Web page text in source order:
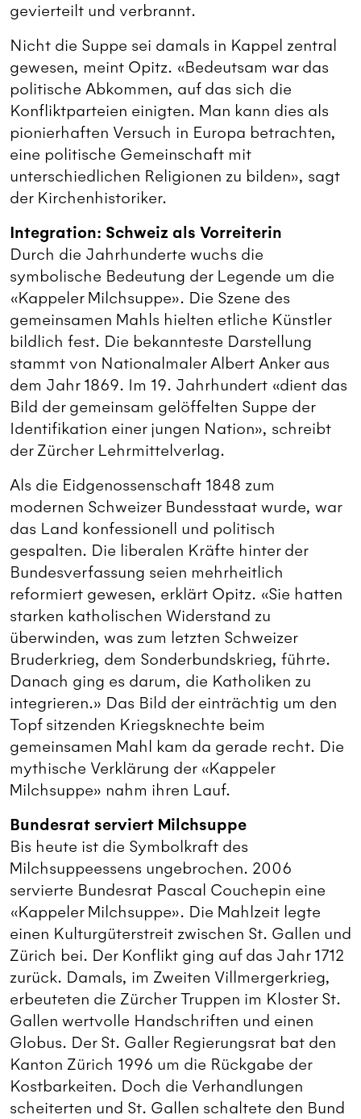
gevierteilt und verbrannt.
Nicht die Suppe sei damals in Kappel zentral
gewesen, meint Opitz. «Bedeutsam war das
politische Abkommen, auf das sich die
Konfliktparteien einigten. Man kann dies als
pionierhaften Versuch in Europa betrachten,
eine politische Gemeinschaft mit
unterschiedlichen Religionen zu bilden», sagt
der Kirchenhistoriker.
Integration: Schweiz als Vorreiterin
Durch die Jahrhunderte wuchs die
symbolische Bedeutung der Legende um die
«Kappeler Milchsuppe». Die Szene des
gemeinsamen Mahls hielten etliche Künstler
bildlich fest. Die bekannteste Darstellung
stammt von Nationalmaler Albert Anker aus
dem Jahr 1869. Im 19. Jahrhundert «dient das
Bild der gemeinsam gelöffelten Suppe der
Identifikation einer jungen Nation», schreibt
der Zürcher Lehrmittelverlag.
Als die Eidgenossenschaft 1848 zum
modernen Schweizer Bundesstaat wurde, war
das Land konfessionell und politisch
gespalten. Die liberalen Kräfte hinter der
Bundesverfassung seien mehrheitlich
reformiert gewesen, erklärt Opitz. «Sie hatten
starken katholischen Widerstand zu
überwinden, was zum letzten Schweizer
Bruderkrieg, dem Sonderbundskrieg, führte.
Danach ging es darum, die Katholiken zu
integrieren.» Das Bild der einträchtig um den
Topf sitzenden Kriegsknechte beim
gemeinsamen Mahl kam da gerade recht. Die
mythische Verklärung der «Kappeler
Milchsuppe» nahm ihren Lauf.
Bundesrat serviert Milchsuppe
Bis heute ist die Symbolkraft des
Milchsuppeessens ungebrochen. 2006
servierte Bundesrat Pascal Couchepin eine
«Kappeler Milchsuppe». Die Mahlzeit legte
einen Kulturgüterstreit zwischen St. Gallen und
Zürich bei. Der Konflikt ging auf das Jahr 1712
zurück. Damals, im Zweiten Villmergerkrieg,
erbeuteten die Zürcher Truppen im Kloster St.
Gallen wertvolle Handschriften und einen
Globus. Der St. Galler Regierungsrat bat den
Kanton Zürich 1996 um die Rückgabe der
Kostbarkeiten. Doch die Verhandlungen
scheiterten und St. Gallen schaltete den Bund